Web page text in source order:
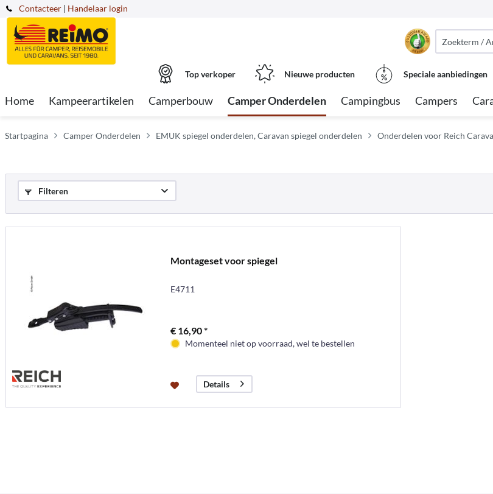
Contacteer | Handelaar login
Top verkoper Nieuwe producten Speciale aanbiedingen
Home Kampeerartikelen Camperbouw Camper Onderdelen Campingbus Campers
Startpagina Camper Onderdelen EMUK spiegel onderdelen, Caravan spiegel onderdelen Onderdelen voor Reich
Filteren
Montageset voor spiegel
E4711
€ 16,90 *
Momenteel niet op voorraad, wel te bestellen
Details